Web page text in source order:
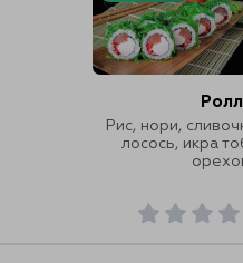
Рис, нори,
лосось, икра